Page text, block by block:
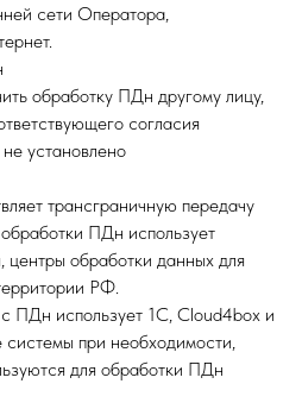
сети Оператора,
обработку ПДн другому лицу,
согласия
установлено
трансграничную передачу
ПДн использует
обработки данных для
РФ.
ПДн использует 1C, Cloud4box и
при необходимости,
для обработки ПДн